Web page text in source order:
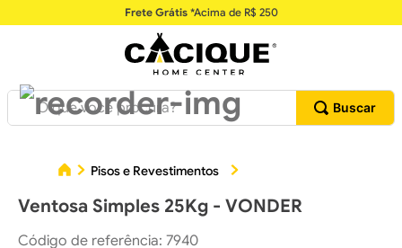
Frete Grátis*Acima de R$ 250
O que você procura?
Pisos e Revestimentos
Ventosa Simples 25Kg - VONDER
Código de referência: 7940